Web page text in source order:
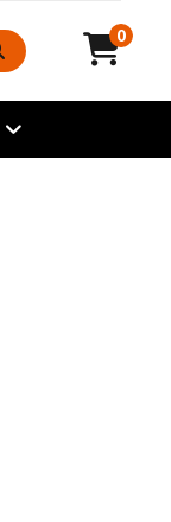
0
roghchlár oscailte